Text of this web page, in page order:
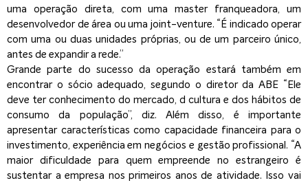
uma operação direta, com uma master franqueadora, um
desenvolvedor de área ou uma joint-venture. “É indicado operar
com uma ou duas unidades próprias, ou de um parceiro único,
antes de expandir a rede.”
Grande parte do sucesso da operação estará também em
encontrar o sócio adequado, segundo o diretor da ABE “Ele
deve ter conhecimento do mercado, d cultura e dos hábitos de
consumo da população”, diz. Além disso, é importante
apresentar características como capacidade financeira para o
investimento, experiência em negócios e gestão profissional. “A
maior dificuldade para quem empreende no estrangeiro é
sustentar a empresa nos primeiros anos de atividade. Isso vai